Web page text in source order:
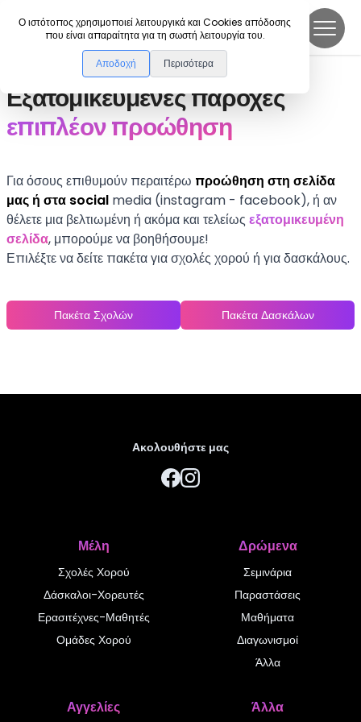
Ο ιστότοπος χρησιμοποιεί λειτουργικά και Cookies απόδοσης
που είναι απαραίτητα για τη σωστή λειτουργία του.
Αποδοχή Περισότερα
DanceLink
Εξατομικευμένες παροχές
επιπλέον προώθηση
Για όσους επιθυμούν περαιτέρω προώθηση στη σελίδα
μας ή στα social media (instagram - facebook), ή αν
θέλετε μια βελτιωμένη ή ακόμα και τελείως εξατομικευμένη
σελίδα, μπορούμε να βοηθήσουμε!
Επιλέξτε να δείτε πακέτα για σχολές χορού ή για δασκάλους.
Πακέτα Σχολών Πακέτα Δασκάλων
Ακολουθήστε μας
Μέλη
Σχολές Χορού
Δάσκαλοι-Χορευτές
Ερασιτέχνες-Μαθητές
Ομάδες Χορού
Δρώμενα
Σεμινάρια
Παραστάσεις
Μαθήματα
Διαγωνισμοί
Άλλα
Αγγελίες Άλλα